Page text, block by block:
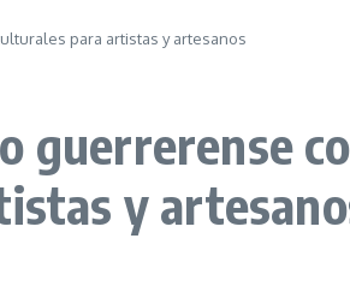
para artistas y artesanos
guerrerense
y